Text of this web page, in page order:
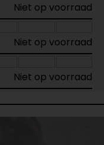
Niet op voorraad
Niet op voorraad
Niet op voorraad